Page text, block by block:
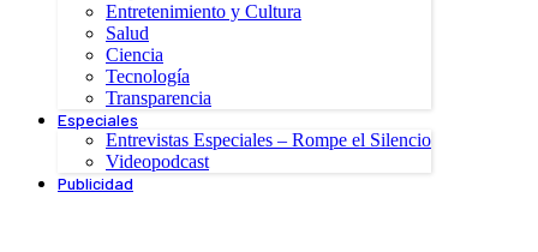
Entretenimiento y Cultura
Salud
Ciencia
Tecnología
Transparencia
Especiales
Entrevistas Especiales – Rompe el Silencio
Videopodcast
Publicidad